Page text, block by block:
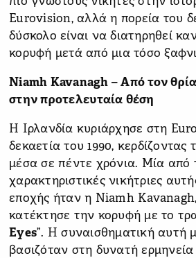
Eurovision, αλλά η πορεία του
δύσκολο είναι να διατηρηθεί
κορυφή μετά από μια τόσο
Niamh Kavanagh – Από τον
στην προτελευταία θέση
Η Ιρλανδία κυριάρχησε στη
δεκαετία του 1990, κερδίζοντας
μέσα σε πέντε χρόνια. Μία από
χαρακτηριστικές νικήτριες
εποχής ήταν η Niamh
κατέκτησε την κορυφή με το
Eyes”. Η συναισθηματική αυτή
βασιζόταν στη δυνατή